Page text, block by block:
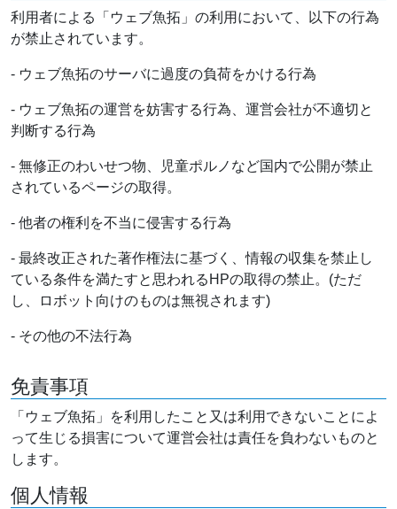
利用者による「ウェブ魚拓」の利用において、以下の行為
が禁止されています。
- ウェブ魚拓のサーバに過度の負荷をかける行為
- ウェブ魚拓の運営を妨害する行為、運営会社が不適切と
判断する行為
- 無修正のわいせつ物、児童ポルノなど国内で公開が禁止
されているページの取得。
- 他者の権利を不当に侵害する行為
- 最終改正された著作権法に基づく、情報の収集を禁止し
ている条件を満たすと思われるHPの取得の禁止。(ただ
し、ロボット向けのものは無視されます)
- その他の不法行為
免責事項
「ウェブ魚拓」を利用したこと又は利用できないことによ
って生じる損害について運営会社は責任を負わないものと
します。
個人情報